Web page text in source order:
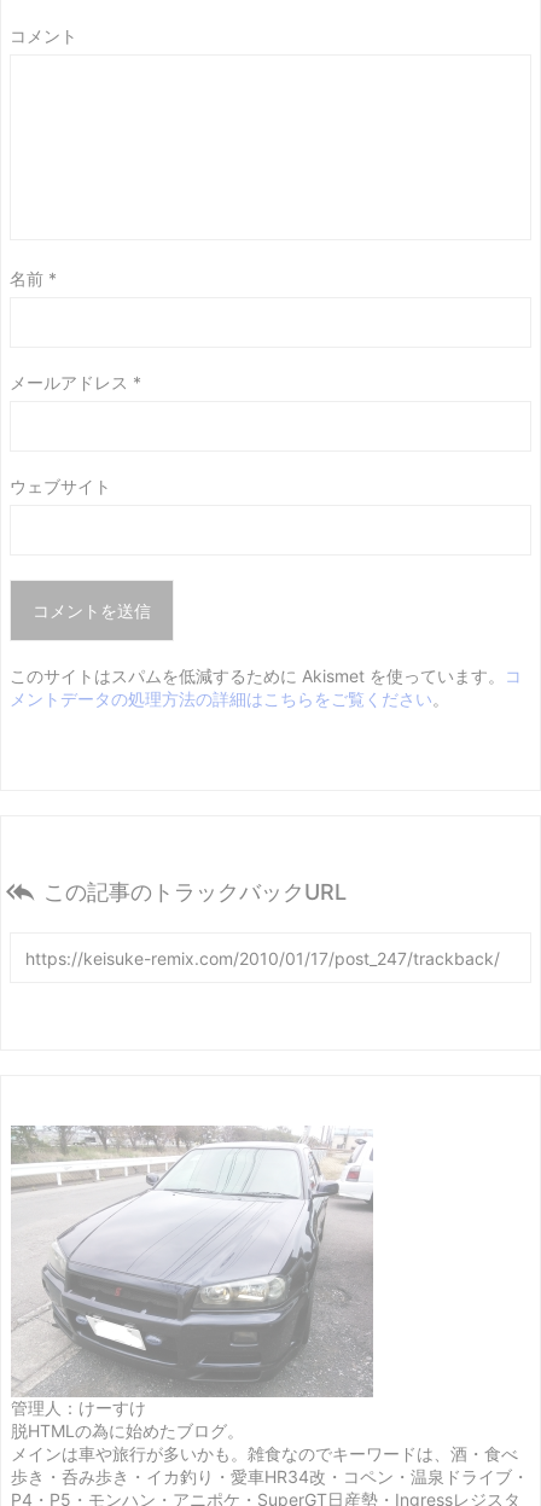
コメント
名前 *
メールアドレス *
ウェブサイト
このサイトはスパムを低減するために Akismet を使っています。
コ
メントデータの処理方法の詳細はこちらをご覧ください。
 この記事のトラックバックURL
管理人：けーすけ
脱HTMLの為に始めたブログ。
メインは車や旅行が多いかも。雑食なのでキーワードは、酒・食べ
歩き・呑み歩き・イカ釣り・愛車HR34改・コペン・温泉ドライブ・
P4・P5・モンハン・アニポケ・SuperGT日産勢・Ingressレジスタ